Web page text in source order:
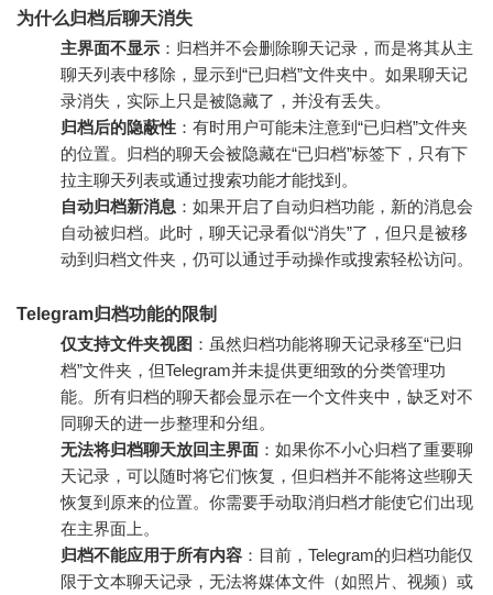
为什么归档后聊天消失
主界面不显示 ：归档并不会删除聊天记录，而是将其从主
聊天列表中移除，显示到“已归档”文件夹中。如果聊天记
录消失，实际上只是被隐藏了，并没有丢失。
归档后的隐蔽性 ：有时用户可能未注意到“已归档”文件夹
的位置。归档的聊天会被隐藏在“已归档”标签下，只有下
拉主聊天列表或通过搜索功能才能找到。
自动归档新消息 ：如果开启了自动归档功能，新的消息会
自动被归档。此时，聊天记录看似“消失”了，但只是被移
动到归档文件夹，仍可以通过手动操作或搜索轻松访问。
Telegram归档功能的限制
仅支持文件夹视图 ：虽然归档功能将聊天记录移至“已归
档”文件夹，但Telegram并未提供更细致的分类管理功
能。所有归档的聊天都会显示在一个文件夹中，缺乏对不
同聊天的进一步整理和分组。
无法将归档聊天放回主界面 ：如果你不小心归档了重要聊
天记录，可以随时将它们恢复，但归档并不能将这些聊天
恢复到原来的位置。你需要手动取消归档才能使它们出现
在主界面上。
归档不能应用于所有内容 ：目前，Telegram的归档功能仅
限于文本聊天记录，无法将媒体文件（如照片、视频）或